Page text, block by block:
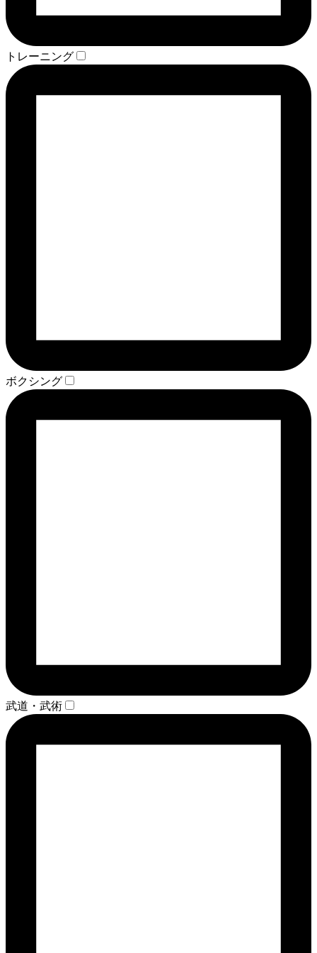
トレーニング
ボクシング
武道・武術